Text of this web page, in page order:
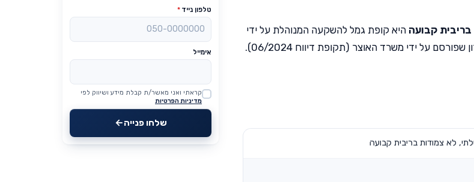
קבועה היא קופת גמל להשקעה המנוהלת על ידי
על ידי משרד האוצר (תקופת דיווח 06/2024).
לא צמודות בריבית קבועה
טלפון נייד *
אימייל
Website
קראתי ואני מאשר/ת קבלת מידע ושיווק לפי
מדיניות הפרטיות
שלחו פנייה